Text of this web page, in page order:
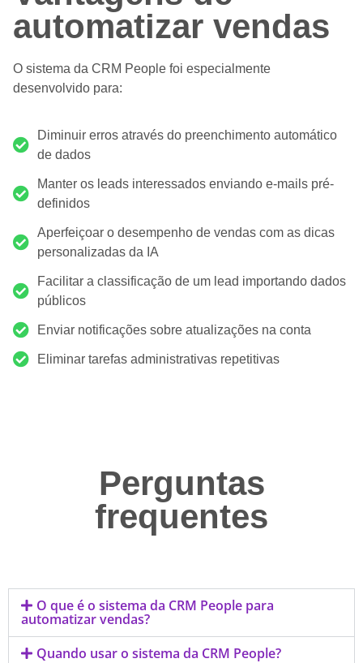
automatizar vendas
O sistema da CRM People foi especialmente
desenvolvido para:
Diminuir erros através do preenchimento automático
de dados
Manter os leads interessados enviando e-mails pré-
definidos
Aperfeiçoar o desempenho de vendas com as dicas
personalizadas da IA
Facilitar a classificação de um lead importando dados
públicos
Enviar notificações sobre atualizações na conta
Eliminar tarefas administrativas repetitivas
Perguntas
frequentes
O que é o sistema da CRM People para
automatizar vendas?
Quando usar o sistema da CRM People?